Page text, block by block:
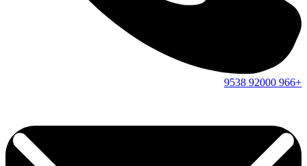
+966
92000
9538